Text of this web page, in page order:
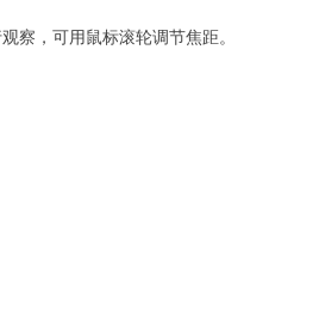
察，可用鼠标滚轮调节焦距。